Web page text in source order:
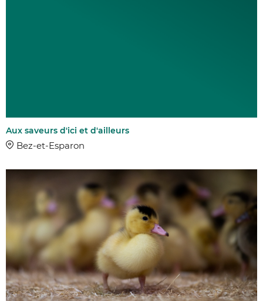
Aux saveurs d'ici et d'ailleurs
Bez-et-Esparon